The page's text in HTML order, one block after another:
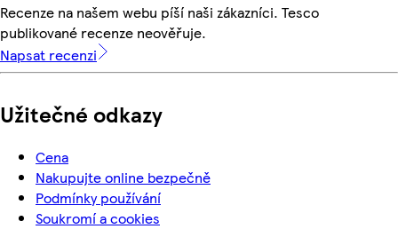
Recenze na našem webu píší naši zákazníci. Tesco
publikované recenze neověřuje.
Napsat recenzi
Užitečné odkazy
Cena
Nakupujte online bezpečně
Podmínky používání
Soukromí a cookies